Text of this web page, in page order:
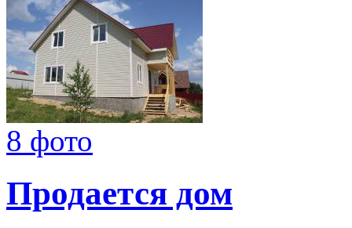
8 фото
Продается дом